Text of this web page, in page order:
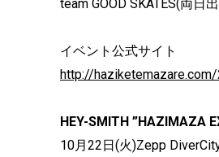
team GOOD SKATES(両日
イベント公式サイト
http://
HEY-SMITH ”HAZIMAZA
10月22日(火)Zepp